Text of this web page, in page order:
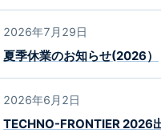
2026年7月29日
夏季休業のお知らせ(2026）
2026年6月2日
TECHNO-FRONTIER 2026